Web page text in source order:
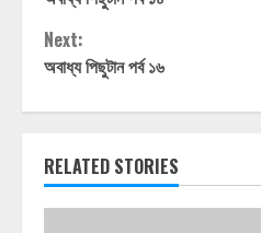
Reading
Next:
অবাধ্য পিছুটান পর্ব ১৬
RELATED STORIES